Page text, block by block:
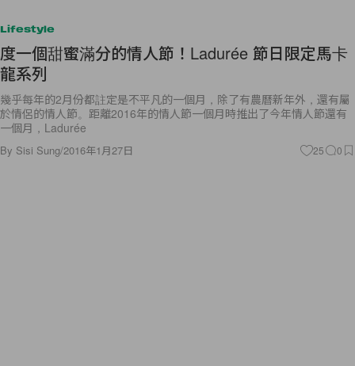
Lifestyle
度一個甜蜜滿分的情人節！Ladurée 節日限定馬卡
龍系列
幾乎每年的2月份都註定是不平凡的一個月，除了有農曆新年外，還有屬
於情侶的情人節。距離2016年的情人節一個月時推出了今年情人節還有
一個月，Ladurée
By Sisi Sung/2016年1月27日 25 0